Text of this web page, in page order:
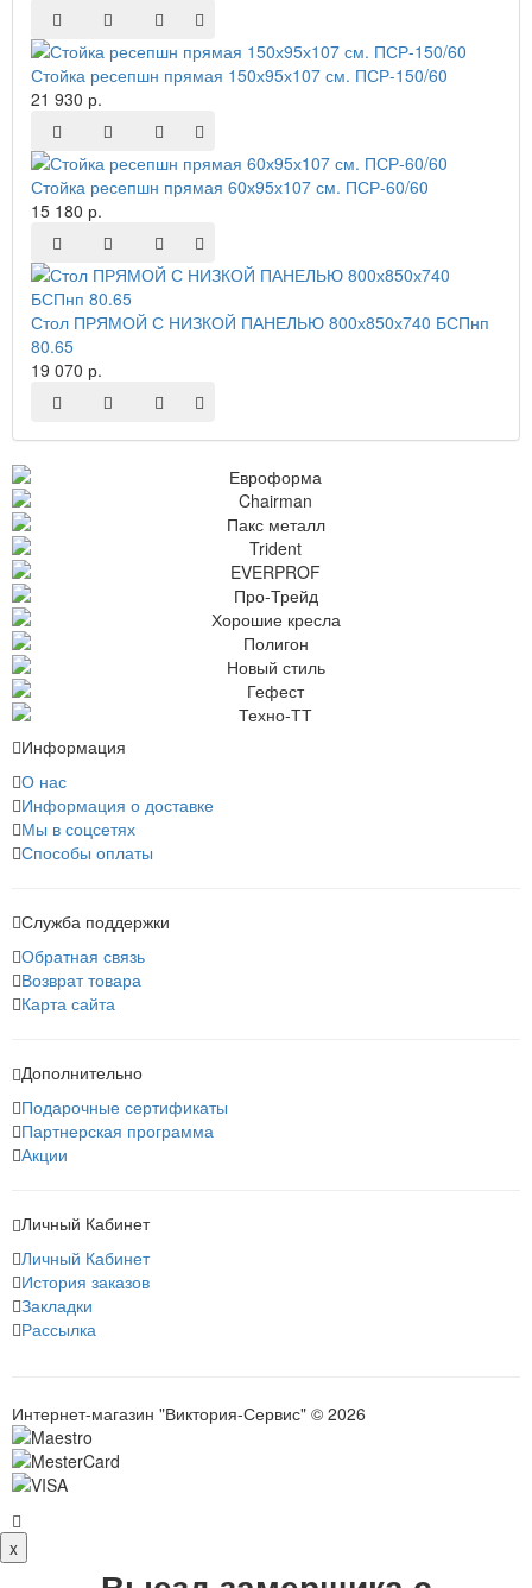
Стойка ресепшн прямая 150х95х107 см. ПСР-150/60
21 930 р.
Стойка ресепшн прямая 60х95х107 см. ПСР-60/60
15 180 р.
Стол ПРЯМОЙ С НИЗКОЙ ПАНЕЛЬЮ 800х850х740 БСПнп
80.65
19 070 р.
Информация
О нас
Информация о доставке
Мы в соцсетях
Способы оплаты
Служба поддержки
Обратная связь
Возврат товара
Карта сайта
Дополнительно
Подарочные сертификаты
Партнерская программа
Акции
Личный Кабинет
Личный Кабинет
История заказов
Закладки
Рассылка
Интернет-магазин "Виктория-Сервис" © 2026
x